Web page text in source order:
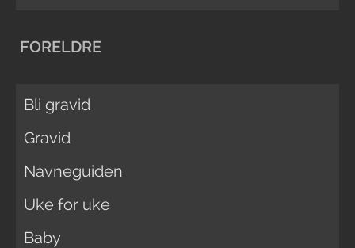
FORELDRE
Bli gravid
Gravid
Navneguiden
Uke for uke
Baby